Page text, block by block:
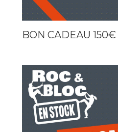
BON CADEAU 150€